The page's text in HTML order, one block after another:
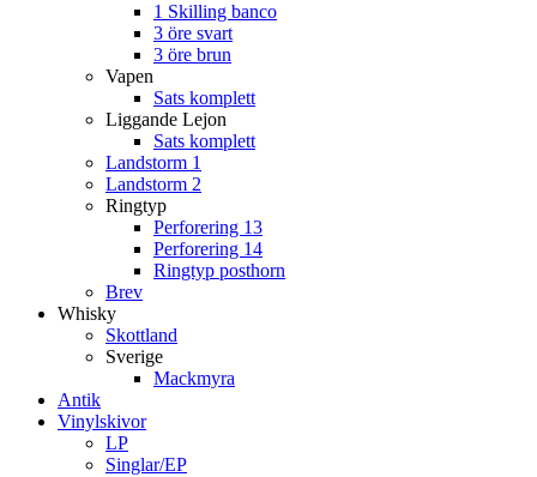
1 Skilling banco
3 öre svart
3 öre brun
Vapen
Sats komplett
Liggande Lejon
Sats komplett
Landstorm 1
Landstorm 2
Ringtyp
Perforering 13
Perforering 14
Ringtyp posthorn
Brev
Whisky
Skottland
Sverige
Mackmyra
Antik
Vinylskivor
LP
Singlar/EP